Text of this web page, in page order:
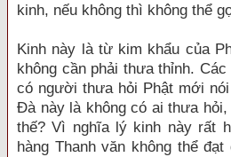
kinh, nếu không thì không thể
Kinh này là từ kim khẩu của
không cần phải thưa thỉnh.
có người thưa hỏi Phật mới
Đà này là không có ai thưa
thế? Vì nghĩa lý kinh này rất
hàng Thanh văn không thể